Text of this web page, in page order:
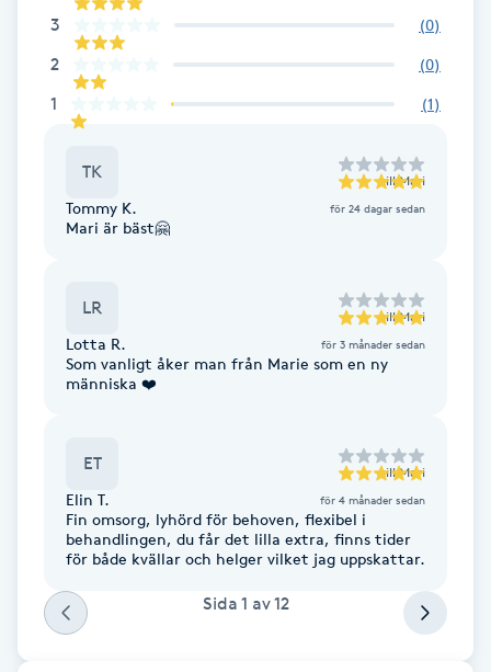
Cryoterapi
Damklippning
Dermapen
Diamantslipning
Extensions
Eyeliner-tatuering
Face framing
Faceliftmassage
3 (0)
2 (0)
1 (1)
TK till Mari
Tommy K. för 24 dagar sedan
Mari är bäst🤗
LR till Mari
Lotta R. för 3 månader sedan
Som vanligt åker man från Marie som en ny
människa ❤️
ET till Mari
Elin T. för 4 månader sedan
Fin omsorg, lyhörd för behoven, flexibel i
behandlingen, du får det lilla extra, finns tider
för både kvällar och helger vilket jag uppskattar.
Sida 1 av12